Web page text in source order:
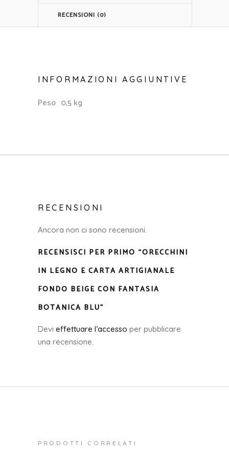
RECENSIONI (0)
INFORMAZIONI AGGIUNTIVE
Peso 0,5 kg
RECENSIONI
Ancora non ci sono recensioni.
RECENSISCI PER PRIMO “ORECCHINI
IN LEGNO E CARTA ARTIGIANALE
FONDO BEIGE CON FANTASIA
BOTANICA BLU”
Devi effettuare l’accesso per pubblicare
una recensione.
PRODOTTI CORRELATI